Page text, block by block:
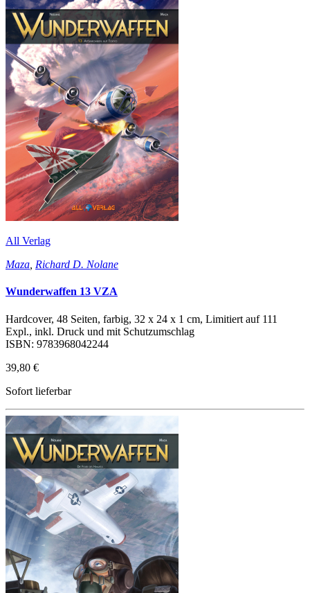
All Verlag
Maza Richard D. Nolane
Wunderwaffen 13 VZA
Hardcover, 48 Seiten, farbig, 32 x 24 x 1 cm, Limitiert auf 111
Expl., inkl. Druck und mit Schutzumschlag
ISBN: 9783968042244
39,80 €
Sofort lieferbar